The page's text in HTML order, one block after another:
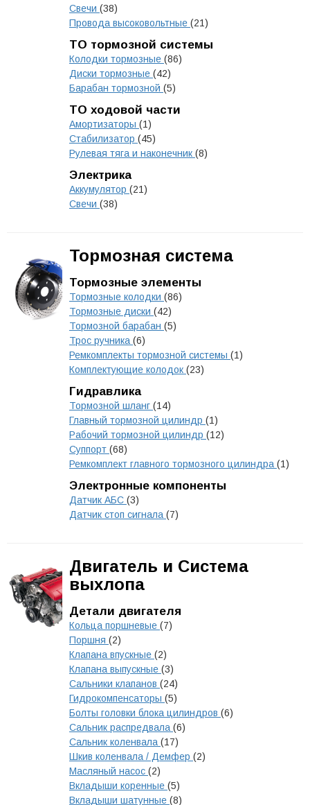
Свечи (38)
Провода высоковольтные (21)
ТО тормозной системы
Колодки тормозные (86)
Диски тормозные (42)
Барабан тормозной (5)
ТО ходовой части
Амортизаторы (1)
Стабилизатор (45)
Рулевая тяга и наконечник (8)
Электрика
Аккумулятор (21)
Свечи (38)
Тормозная система
Тормозные элементы
Тормозные колодки (86)
Тормозные диски (42)
Тормозной барабан (5)
Трос ручника (6)
Ремкомплекты тормозной системы (1)
Комплектующие колодок (23)
Гидравлика
Тормозной шланг (14)
Главный тормозной цилиндр (1)
Рабочий тормозной цилиндр (12)
Суппорт (68)
Ремкомплект главного тормозного цилиндра (1)
Электронные компоненты
Датчик АБС (3)
Датчик стоп сигнала (7)
Двигатель и Система
выхлопа
Детали двигателя
Кольца поршневые (7)
Поршня (2)
Клапана впускные (2)
Клапана выпускные (3)
Сальники клапанов (24)
Гидрокомпенсаторы (5)
Болты головки блока цилиндров (6)
Сальник распредвала (6)
Сальник коленвала (17)
Шкив коленвала / Демфер (2)
Масляный насос (2)
Вкладыши коренные (5)
Вкладыши шатунные (8)